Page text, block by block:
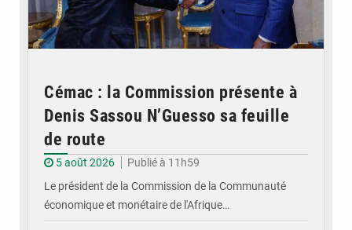
Cémac : la Commission présente à
Denis Sassou N’Guesso sa feuille
de route
5 août 2026
Publié à 11h59
Le président de la Commission de la Communauté
économique et monétaire de l'Afrique…